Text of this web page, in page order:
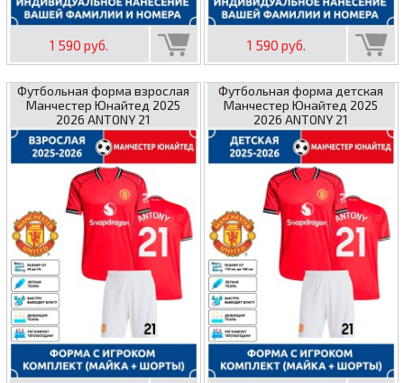
1 590 руб. 1 590 руб.
Футбольная форма взрослая
Манчестер Юнайтед 2025
2026 ANTONY 21
Футбольная форма детская
Манчестер Юнайтед 2025
2026 ANTONY 21